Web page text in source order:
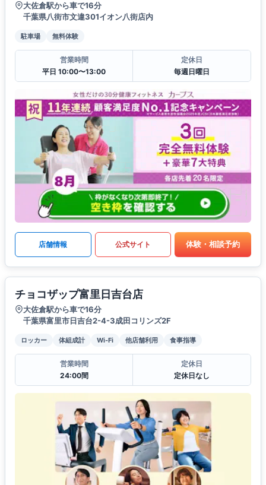
大佐倉駅から車で16分
千葉県八街市文違301イオン八街店内
駐車場 無料体験
営業時間
平日 10:00〜13:00
定休日
毎週日曜日
店舗情報 公式サイト 体験・相談予約
チョコザップ富里日吉台店
大佐倉駅から車で16分
千葉県富里市日吉台2-4-3成田コリンズ2F
ロッカー 体組成計 Wi-Fi 他店舗利用 食事指導
営業時間
24:00間
定休日
定休日なし